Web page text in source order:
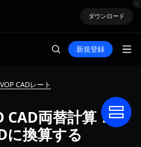
ダウンロード
新規登録
CADレート
CAD両替計算：
に換算する